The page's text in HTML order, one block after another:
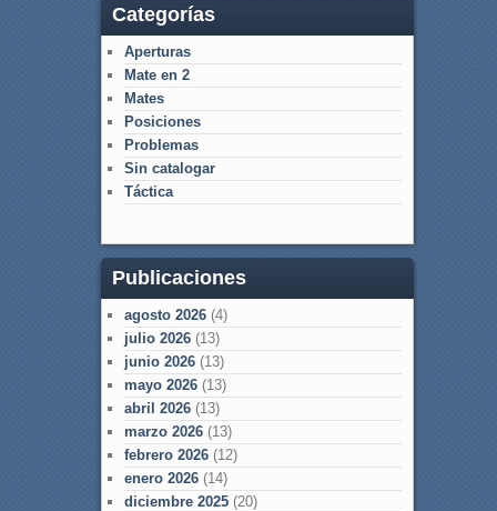
Categorías
Aperturas
Mate en 2
Mates
Posiciones
Problemas
Sin catalogar
Táctica
Publicaciones
agosto 2026(4)
julio 2026(13)
junio 2026(13)
mayo 2026(13)
abril 2026(13)
marzo 2026(13)
febrero 2026(12)
enero 2026(14)
diciembre 2025(20)